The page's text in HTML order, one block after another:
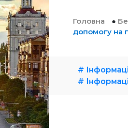
Головна ●
допомогу на
#
#